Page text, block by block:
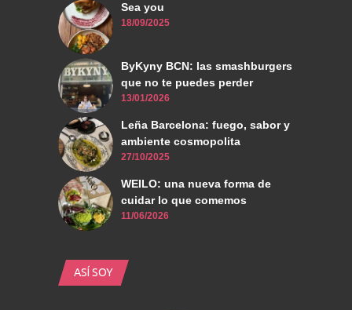
Sea you
18/09/2025
ByKyny BCN: las smashburgers
que no te puedes perder
13/01/2026
Leña Barcelona: fuego, sabor y
ambiente cosmopolita
27/10/2025
WEILO: una nueva forma de
cuidar lo que comemos
11/06/2026
ASÍ SOY